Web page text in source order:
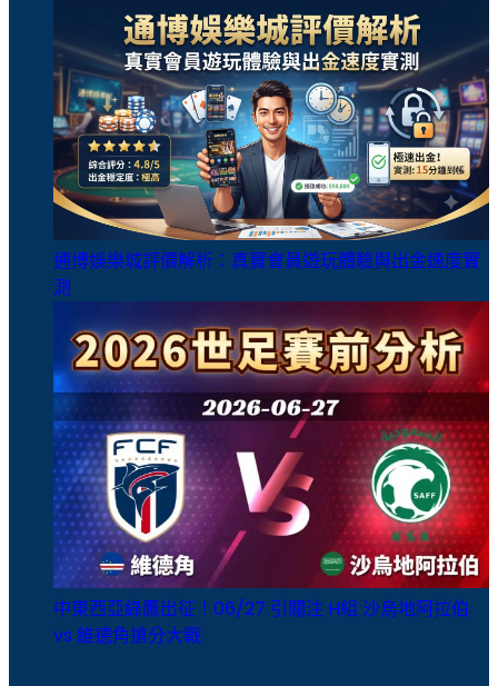
通博娛樂城評價解析：真實會員遊玩體驗與出金速度實
測
中東西亞綠鷹出征！06/27 引關注 H組 沙烏地阿拉伯
vs 維德角搶分大戰